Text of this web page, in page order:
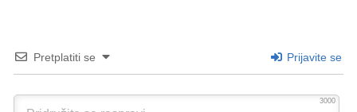
Pretplatiti se Prijavite se
3000